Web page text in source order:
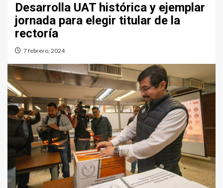
Desarrolla UAT histórica y ejemplar
jornada para elegir titular de la
rectoría
7 febrero, 2024